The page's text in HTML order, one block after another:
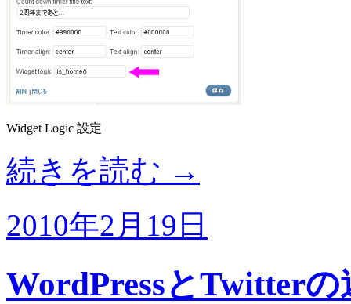
Widget Logic 設定
続きを読む →
2010年2月19日
WordPressとTwitter